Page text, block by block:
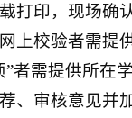
打印，现场确
上校验者需提
”者需提供所在
、审核意见并